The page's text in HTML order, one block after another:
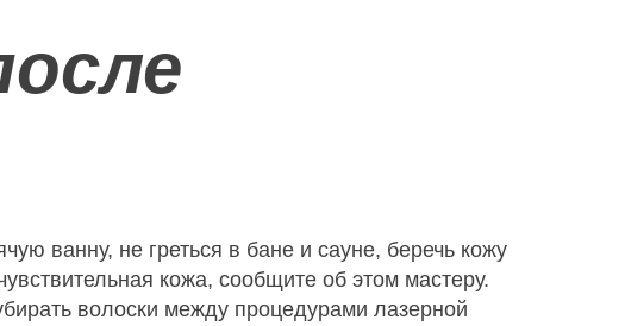
ванну, не греться в бане и сауне, беречь кожу
кожа, сообщите об этом мастеру.
волоски между процедурами лазерной